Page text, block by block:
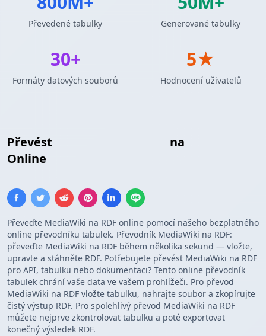
Převést na
Online
Převeďte MediaWiki na RDF online pomocí našeho bezplatného
online převodníku tabulek. Převodník MediaWiki na RDF:
převeďte MediaWiki na RDF během několika sekund — vložte,
upravte a stáhněte RDF. Potřebujete převést MediaWiki na RDF
pro API, tabulku nebo dokumentaci? Tento online převodník
tabulek chrání vaše data ve vašem prohlížeči. Pro převod
MediaWiki na RDF vložte tabulku, nahrajte soubor a zkopírujte
čistý výstup RDF. Pro spolehlivý převod MediaWiki na RDF
můžete nejprve zkontrolovat tabulku a poté exportovat
konečný výsledek RDF.
Převedené tabulky Generované tabulky
30+
Formáty datových souborů
5★
Hodnocení uživatelů